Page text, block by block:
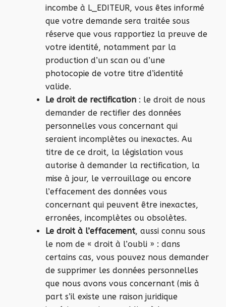
incombe à L_EDITEUR, vous êtes informé
que votre demande sera traitée sous
réserve que vous rapportiez la preuve de
votre identité, notamment par la
production d’un scan ou d’une
photocopie de votre titre d’identité
valide.
Le droit de rectification : le droit de nous
demander de rectifier des données
personnelles vous concernant qui
seraient incomplètes ou inexactes. Au
titre de ce droit, la législation vous
autorise à demander la rectification, la
mise à jour, le verrouillage ou encore
l’effacement des données vous
concernant qui peuvent être inexactes,
erronées, incomplètes ou obsolètes.
Le droit à l’effacement, aussi connu sous
le nom de « droit à l’oubli » : dans
certains cas, vous pouvez nous demander
de supprimer les données personnelles
que nous avons vous concernant (mis à
part s’il existe une raison juridique